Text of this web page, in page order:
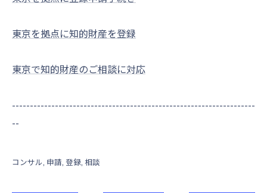
東京を拠点に知的財産を登録
東京で知的財産のご相談に対応
--------------------------------------------------------------------
--
コンサル 申請 登録 相談